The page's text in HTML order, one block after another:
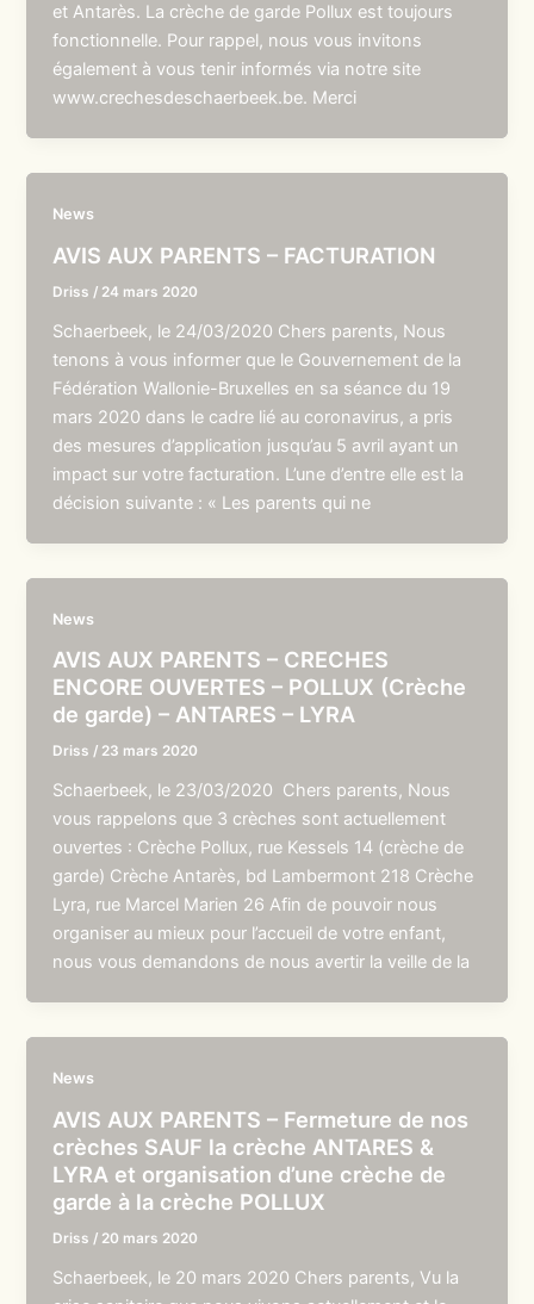
et Antarès. La crèche de garde Pollux est toujours
fonctionnelle. Pour rappel, nous vous invitons
également à vous tenir informés via notre site
www.crechesdeschaerbeek.be. Merci
News
AVIS AUX PARENTS – FACTURATION
Driss / 24 mars 2020
Schaerbeek, le 24/03/2020 Chers parents, Nous
tenons à vous informer que le Gouvernement de la
Fédération Wallonie-Bruxelles en sa séance du 19
mars 2020 dans le cadre lié au coronavirus, a pris
des mesures d’application jusqu’au 5 avril ayant un
impact sur votre facturation. L’une d’entre elle est la
décision suivante : « Les parents qui ne
News
AVIS AUX PARENTS – CRECHES
ENCORE OUVERTES – POLLUX (Crèche
de garde) – ANTARES – LYRA
Driss / 23 mars 2020
Schaerbeek, le 23/03/2020 Chers parents, Nous
vous rappelons que 3 crèches sont actuellement
ouvertes : Crèche Pollux, rue Kessels 14 (crèche de
garde) Crèche Antarès, bd Lambermont 218 Crèche
Lyra, rue Marcel Marien 26 Afin de pouvoir nous
organiser au mieux pour l’accueil de votre enfant,
nous vous demandons de nous avertir la veille de la
News
AVIS AUX PARENTS – Fermeture de nos
crèches SAUF la crèche ANTARES &
LYRA et organisation d’une crèche de
garde à la crèche POLLUX
Driss / 20 mars 2020
Schaerbeek, le 20 mars 2020 Chers parents, Vu la